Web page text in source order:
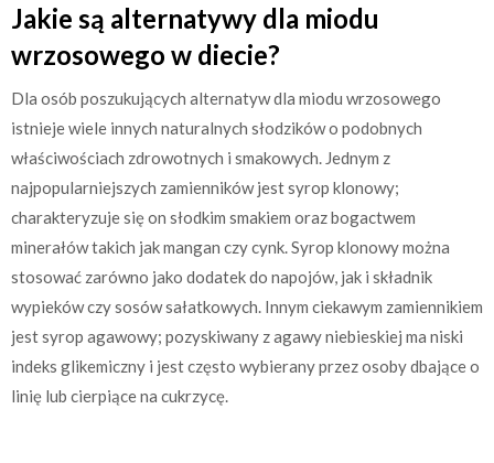
Jakie są alternatywy dla miodu
wrzosowego w diecie?
Dla osób poszukujących alternatyw dla miodu wrzosowego
istnieje wiele innych naturalnych słodzików o podobnych
właściwościach zdrowotnych i smakowych. Jednym z
najpopularniejszych zamienników jest syrop klonowy;
charakteryzuje się on słodkim smakiem oraz bogactwem
minerałów takich jak mangan czy cynk. Syrop klonowy można
stosować zarówno jako dodatek do napojów, jak i składnik
wypieków czy sosów sałatkowych. Innym ciekawym zamiennikiem
jest syrop agawowy; pozyskiwany z agawy niebieskiej ma niski
indeks glikemiczny i jest często wybierany przez osoby dbające o
linię lub cierpiące na cukrzycę.